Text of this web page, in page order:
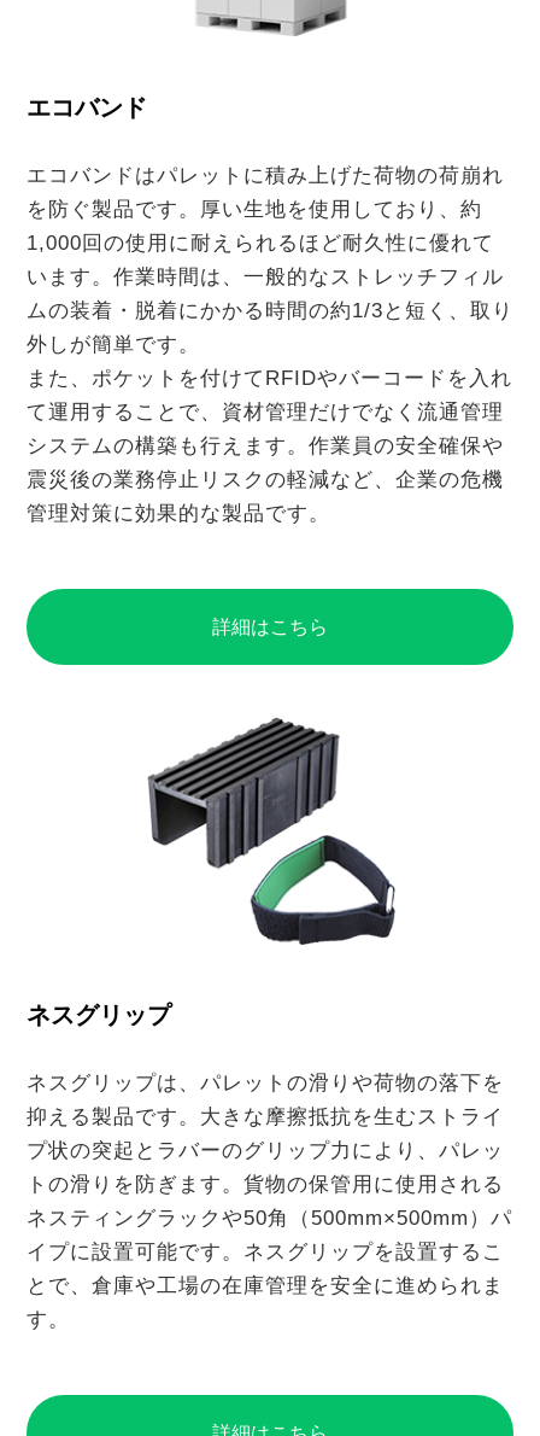
エコバンド
エコバンドはパレットに積み上げた荷物の荷崩れ
を防ぐ製品です。厚い生地を使用しており、約
1,000回の使用に耐えられるほど耐久性に優れて
います。作業時間は、一般的なストレッチフィル
ムの装着・脱着にかかる時間の約1/3と短く、取り
外しが簡単です。
また、ポケットを付けてRFIDやバーコードを入れ
て運用することで、資材管理だけでなく流通管理
システムの構築も行えます。作業員の安全確保や
震災後の業務停止リスクの軽減など、企業の危機
管理対策に効果的な製品です。
詳細はこちら
ネスグリップ
ネスグリップは、パレットの滑りや荷物の落下を
抑える製品です。大きな摩擦抵抗を生むストライ
プ状の突起とラバーのグリップ力により、パレッ
トの滑りを防ぎます。貨物の保管用に使用される
ネスティングラックや50角（500mm×500mm）パ
イプに設置可能です。ネスグリップを設置するこ
とで、倉庫や工場の在庫管理を安全に進められま
す。